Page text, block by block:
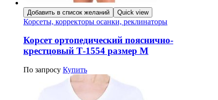
Добавить в список желаний Quick view
Корсеты, корректоры осанки, реклинаторы
Корсет ортопедический пояснично-
крестцовый Т-1554 размер M
По запросу Купить